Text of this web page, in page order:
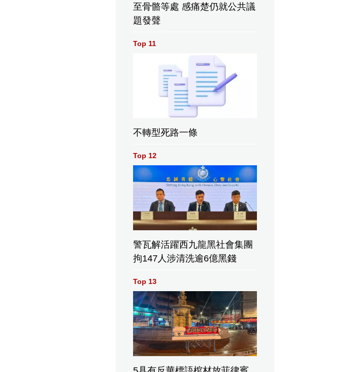
至骨骼等處 感痛楚仍就公共議
題發聲
Top 11
不轉型死路一條
Top 12
警瓦解活躍西九龍黑社會集團
拘147人涉清洗逾6億黑錢
Top 13